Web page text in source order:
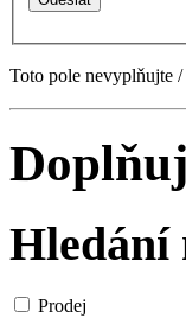
Toto pole nevyplňujte
Hledání
Prodej